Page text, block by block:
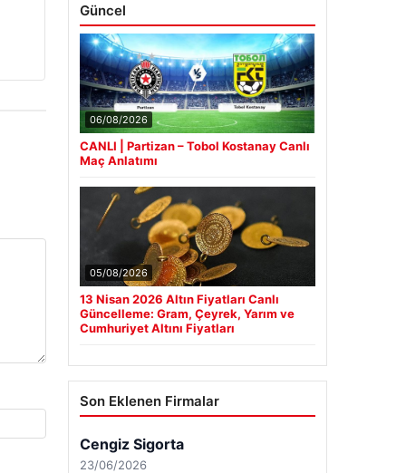
Güncel
06/08/2026
CANLI | Partizan – Tobol Kostanay Canlı
Maç Anlatımı
05/08/2026
13 Nisan 2026 Altın Fiyatları Canlı
Güncelleme: Gram, Çeyrek, Yarım ve
Cumhuriyet Altını Fiyatları
Son Eklenen Firmalar
Cengiz Sigorta
23/06/2026